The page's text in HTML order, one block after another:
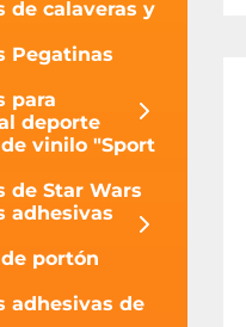
de calaveras y
Pegatinas
para
deporte
vinilo "Sport
de Star Wars
adhesivas
portón
adhesivas de